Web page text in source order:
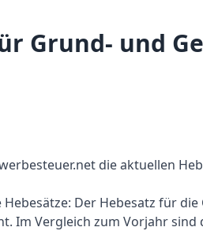
Grund- und
die aktuellen
Der Hebesatz für
Im Vergleich zum Vorjahr